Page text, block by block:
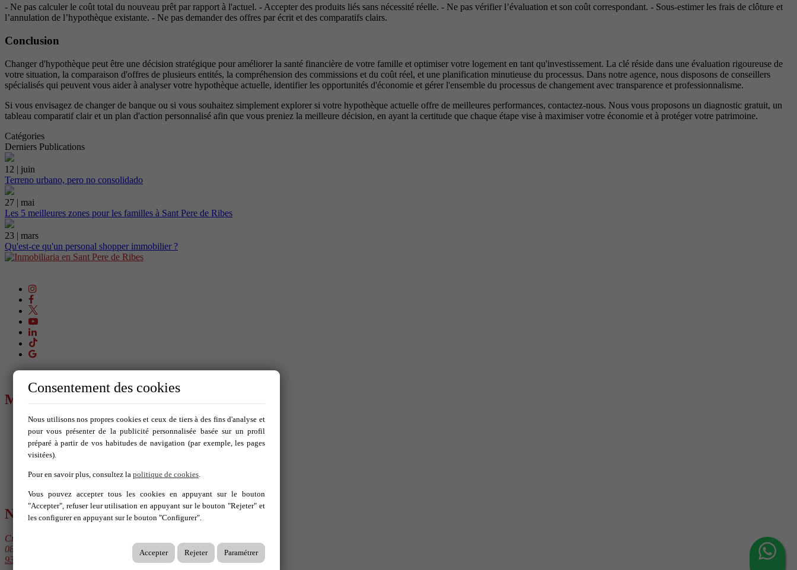
- Ne pas calculer le coût total du nouveau prêt par rapport à l'actuel. - Accepter des produits liés sans nécessité réelle. - Ne pas vérifier l’évaluation et son coût correspondant. - Sous-estimer les frais de clôture et
l’annulation de l’hypothèque existante. - Ne pas demander des offres par écrit et des comparatifs clairs.
Conclusion
Changer d'hypothèque peut être une décision stratégique pour améliorer la santé financière de votre famille et optimiser votre logement en tant qu'investissement. La clé réside dans une évaluation rigoureuse de
votre situation, la comparaison d'offres de plusieurs entités, la compréhension des commissions et du coût réel, et une planification minutieuse du processus. Dans notre agence, nous disposons de conseillers
spécialisés qui peuvent vous aider à analyser votre hypothèque actuelle, identifier les opportunités d'économie et gérer l'ensemble du processus de changement avec transparence et professionnalisme.
Si vous envisagez de changer de banque ou si vous souhaitez simplement explorer si votre hypothèque actuelle offre de meilleures performances, contactez-nous. Nous vous proposons un diagnostic gratuit, un
tableau comparatif clair et un plan d'action personnalisé afin que vous preniez la meilleure décision, en ayant la certitude que chaque étape vise à maximiser votre économie et à protéger votre patrimoine.
Catégories
Derniers Publications
12 | juin
Terreno urbano, pero no consolidado
27 | mai
Les 5 meilleures zones pour les familles à Sant Pere de Ribes
23 | mars
Qu'est-ce qu'un personal shopper immobilier ?
MENU
Acheter
Louer
Vendez votre propriété
Nouvelle Construction
Services
NOUS CONTACTER
Crta. Sitges 61
08810 Sant Pere de Ribes
938 963 111
Consentement des cookies
Nous utilisons nos propres cookies et ceux de tiers à des fins d'analyse et
pour vous présenter de la publicité personnalisée basée sur un profil
préparé à partir de vos habitudes de navigation (par exemple, les pages
visitées).
Pour en savoir plus, consultez la politique de cookies.
Vous pouvez accepter tous les cookies en appuyant sur le bouton
"Accepter", refuser leur utilisation en appuyant sur le bouton "Rejeter" et
les configurer en appuyant sur le bouton "Configurer".
Accepter Rejeter Paramétrer